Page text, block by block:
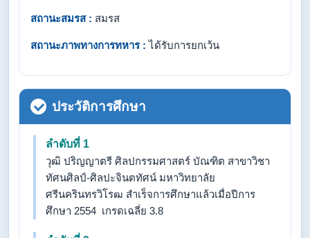
สถานะสมรส : สมรส
สถานะภาพทางการทหาร : ได้รับการยกเว้น
ประวัติการศึกษา
ลำดับที่ 1
วุฒิ ปริญญาตรี ศิลปกรรมศาสตร์ บัณฑิต สาขาวิชา
ทัศนศิลป์-ศิลปะจินตทัศน์ มหาวิทยาลัย
ศรีนครินทรวิโรฒ สำเร็จการศึกษาแล้วเมื่อปีการ
ศึกษา 2554 เกรดเฉลี่ย 3.8